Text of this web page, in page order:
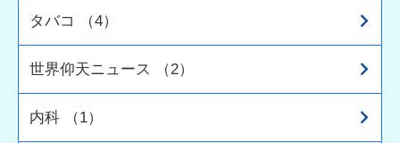
タバコ （4）
世界仰天ニュース （2）
内科 （1）